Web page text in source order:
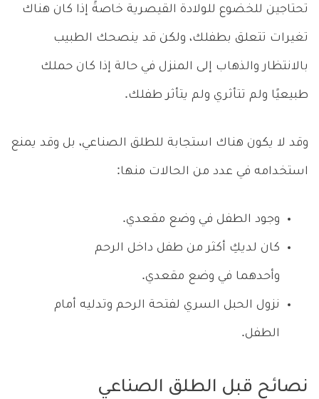
تحتاجين للخضوع للولادة القيصرية خاصةً إذا كان هناك
تغيرات تتعلق بطفلك، ولكن قد ينصحك الطبيب
بالانتظار والذهاب إلى المنزل في حالة إذا كان حملك
طبيعيًا ولم تتأثري ولم يتأثر طفلك.
وقد لا يكون هناك استجابة للطلق الصناعي، بل وقد يمنع
استخدامه في عدد من الحالات منها:
وجود الطفل في وضع مقعدي.
كان لديكِ أكثر من طفل داخل الرحم
وأحدهما في وضع مقعدي.
نزول الحبل السري لفتحة الرحم وتدليه أمام
الطفل.
نصائح قبل الطلق الصناعي